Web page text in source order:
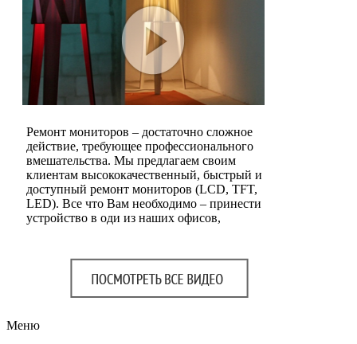
Ремонт мониторов – достаточно сложное
действие, требующее профессионального
вмешательства. Мы предлагаем своим
клиентам высококачественный, быстрый и
доступный ремонт мониторов (LCD, TFT,
LED). Все что Вам необходимо – принести
устройство в оди из наших офисов,
Меню